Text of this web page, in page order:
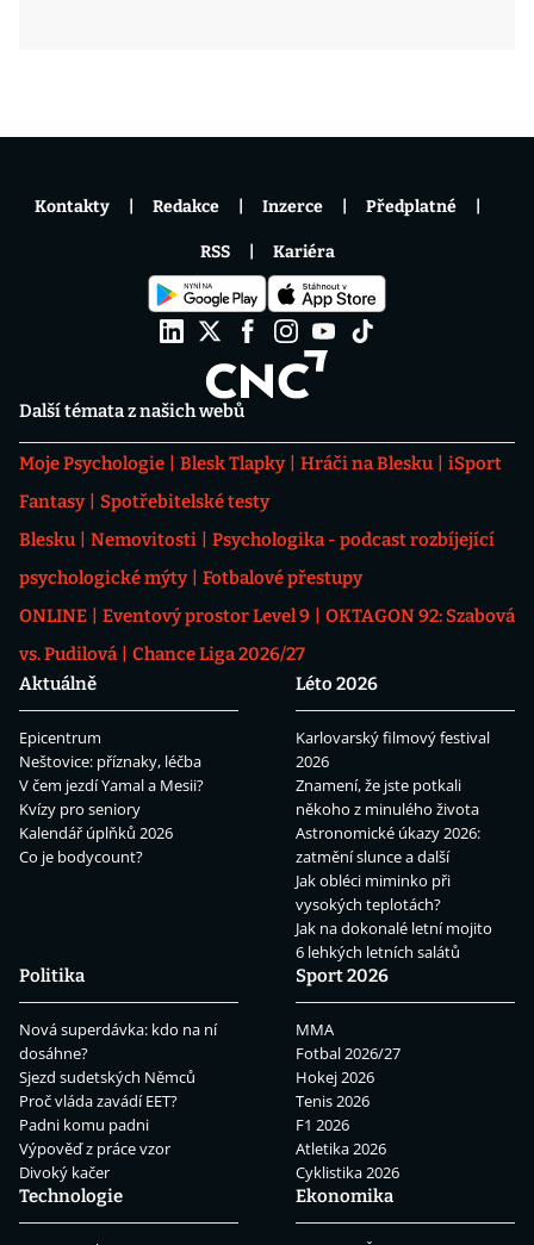
Další témata z našich webů
Moje Psychologie Blesk Tlapky Hráči na Blesku
iSport
Fantasy
Spotřebitelské testy
Blesku
Nemovitosti
Psychologika - podcast rozbíjející
psychologické mýty
Fotbalové přestupy
ONLINE
Eventový prostor Level 9
OKTAGON 92: Szabová
vs. Pudilová
Chance Liga 2026/27
Aktuálně
Epicentrum
Neštovice: příznaky, léčba
V čem jezdí Yamal a Mesii?
Kvízy pro seniory
Kalendář úplňků 2026
Co je bodycount?
Léto 2026
Karlovarský filmový festival
2026
Znamení, že jste potkali
někoho z minulého života
Astronomické úkazy 2026:
zatmění slunce a další
Jak obléci miminko při
vysokých teplotách?
Jak na dokonalé letní mojito
6 lehkých letních salátů
Politika
Nová superdávka: kdo na ní
dosáhne?
Sjezd sudetských Němců
Proč vláda zavádí EET?
Padni komu padni
Výpověď z práce vzor
Divoký kačer
Sport 2026
MMA
Fotbal 2026/27
Hokej 2026
Tenis 2026
F1 2026
Atletika 2026
Cyklistika 2026
Technologie
Ekonomika
Kontakty Redakce Inzerce Předplatné
RSS Kariéra